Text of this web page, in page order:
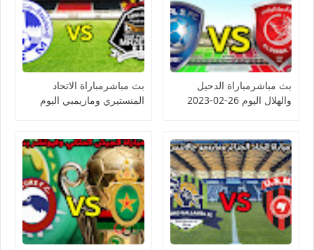
بث مباشرمباراة الدحيل
والهلال اليوم 26-02-2023
بث مباشرمباراة الاتحاد
المنستيري ومازيمبي اليوم